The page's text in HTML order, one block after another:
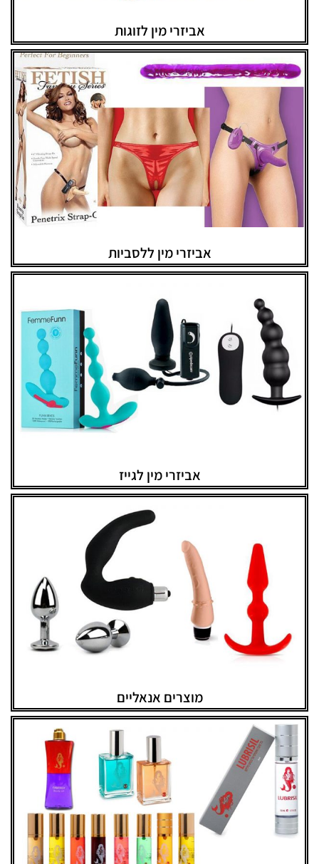
אביזרי מין לזוגות
אביזרי מין ללסביות
אביזרי מין לגייז
מוצרים אנאליים